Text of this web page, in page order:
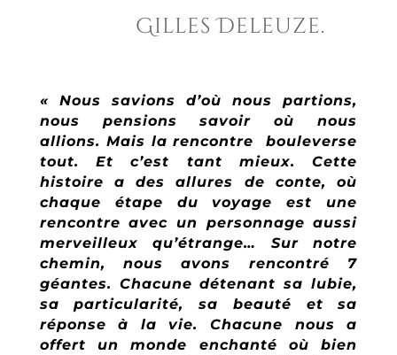
Gilles Deleuze.
« Nous savions d’où nous partions,
nous pensions savoir où nous
allions. Mais la rencontre bouleverse
tout. Et c’est tant mieux. Cette
histoire a des allures de conte, où
chaque étape du voyage est une
rencontre avec un personnage aussi
merveilleux qu’étrange… Sur notre
chemin, nous avons rencontré 7
géantes. Chacune détenant sa lubie,
sa particularité, sa beauté et sa
réponse à la vie. Chacune nous a
offert un monde enchanté où bien